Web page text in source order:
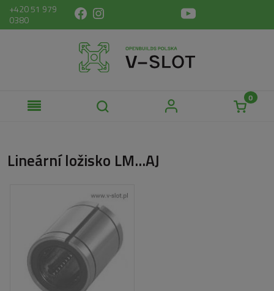
+420 51 979
0380
Lineární ložisko LM...AJ